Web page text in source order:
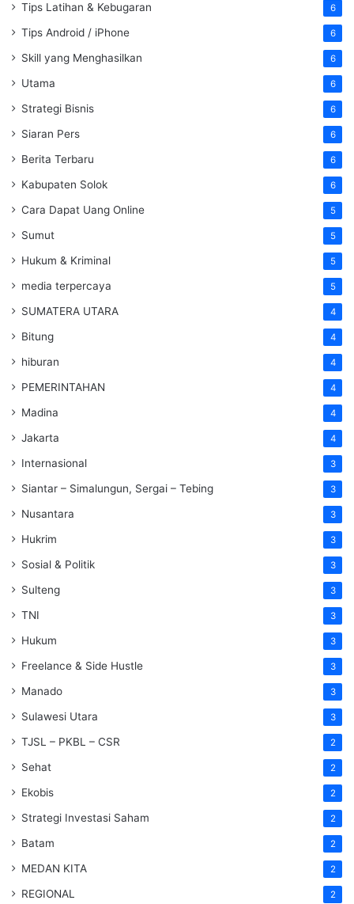
Tips Latihan & Kebugaran 6
Tips Android / iPhone 6
Skill yang Menghasilkan 6
Utama 6
Strategi Bisnis 6
Siaran Pers 6
Berita Terbaru 6
Kabupaten Solok 6
Cara Dapat Uang Online 5
Sumut 5
Hukum & Kriminal 5
media terpercaya 5
SUMATERA UTARA 4
Bitung 4
hiburan 4
PEMERINTAHAN 4
Madina 4
Jakarta 4
Internasional 3
Siantar – Simalungun, Sergai – Tebing 3
Nusantara 3
Hukrim 3
Sosial & Politik 3
Sulteng 3
TNI 3
Hukum 3
Freelance & Side Hustle 3
Manado 3
Sulawesi Utara 3
TJSL – PKBL – CSR 2
Sehat 2
Ekobis 2
Strategi Investasi Saham 2
Batam 2
MEDAN KITA 2
REGIONAL 2